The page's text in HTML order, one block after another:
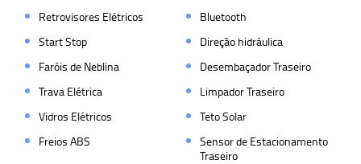
Retrovisores Elétricos
Bluetooth
Start Stop
Direção hidráulica
Faróis de Neblina
Desembaçador Traseiro
Trava Elétrica
Limpador Traseiro
Vidros Elétricos
Teto Solar
Freios ABS
Sensor de Estacionamento
Traseiro